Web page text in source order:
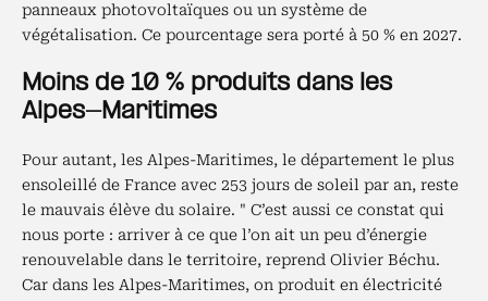
panneaux photovoltaïques ou un système de
végétalisation. Ce pourcentage sera porté à 50 % en 2027.
Moins de 10 % produits dans les
Alpes-Maritimes
Pour autant, les Alpes-Maritimes, le département le plus
ensoleillé de France avec 253 jours de soleil par an, reste
le mauvais élève du solaire. " C’est aussi ce constat qui
nous porte : arriver à ce que l’on ait un peu d’énergie
renouvelable dans le territoire, reprend Olivier Béchu.
Car dans les Alpes-Maritimes, on produit en électricité